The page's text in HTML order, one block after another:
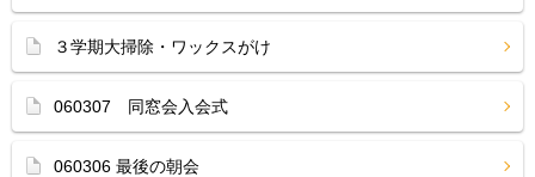
３学期大掃除・ワックスがけ
060307 同窓会入会式
060306 最後の朝会